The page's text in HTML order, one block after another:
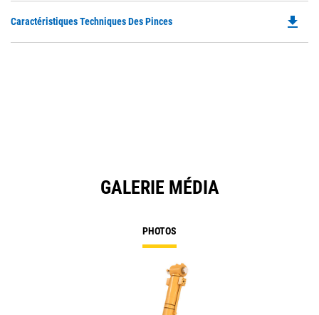
Caractéristiques Techniques Des Pinces file_download
GALERIE MÉDIA
PHOTOS